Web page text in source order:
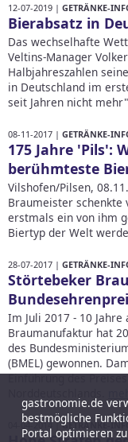
12-07-2019 | GETRÄNKE-
Bierabsatz in
Das wechselhafte
Veltins-Manager
Halbjahreszahlen
in Deutschland im
seit Jahren nicht
08-11-2017 | GETRÄNKE-
175 Jahre 'Pils':
berühmteste
Vilshofen/Pilsen,
Braumeister schenkte
erstmals ein von ihm
Biertyp der Welt
28-07-2017 | GETRÄNKE-
Störtebeker
Im Juli 2017 - 10
Braumanufaktur hat
des
(BMEL) gewonnen.
Einführung des
04-04-2014 |GETRÄNKE-
gastronomie.de
bestmögliche
Portal optimieren